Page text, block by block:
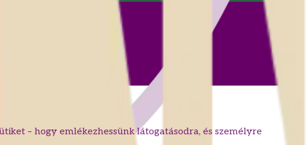
– hogy emlékezhessünk látogatásodra, és személyre